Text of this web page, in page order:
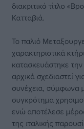
διακριτικό τίτλο
Κατταβιά.
Το παλιό
χαρακτηριστικά
κατασκευάστηκε την
αρχικά σχεδιαστεί
συνέχεια, σύμφωνα
συγκρότημα
ενώ αποτέλεσε
της ιταλικής